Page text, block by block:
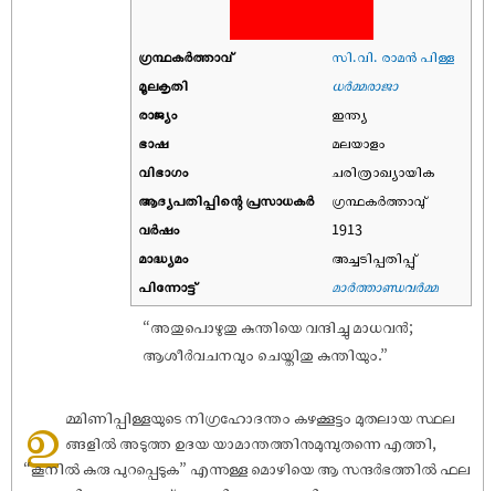
ഗ്രന്ഥകർത്താവ്
സി.വി. രാമൻ പിള്ള
മൂലകൃതി
ധർമ്മരാജാ
രാജ്യം
ഇന്ത്യ
ഭാഷ
മലയാളം
വിഭാഗം
ചരിത്രാഖ്യായിക
ആദ്യപതിപ്പിന്റെ പ്രസാധകര്‍
ഗ്രന്ഥകർത്താവു്
വര്‍ഷം
1913
മാദ്ധ്യമം
അച്ചടിപ്പതിപ്പു്
പിന്നോട്ട്
മാർത്താണ്ഡവർമ്മ
“അതുപൊഴുതു കുന്തിയെ വന്ദിച്ചു മാധവൻ;
ആശീർവചനവും ചെയ്തിതു കുന്തിയും.”
ഉ മ്മിണിപ്പിള്ളയുടെ നിഗ്രഹോദന്തം കഴക്കൂട്ടം മുതലായ സ്ഥല
ങ്ങളിൽ അടുത്ത ഉദയ യാമാന്തത്തിനുമുമ്പുതന്നെ എത്തി,
“കൂനിൽ കുരു പുറപ്പെടുക” എന്നുള്ള മൊഴിയെ ആ സന്ദർഭത്തിൽ ഫല